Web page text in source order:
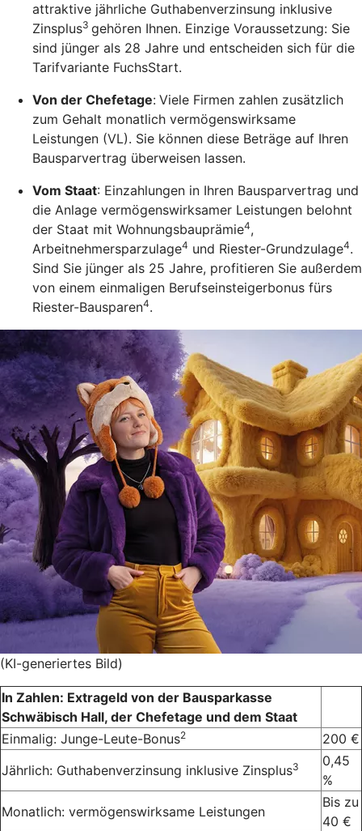
attraktive jährliche Guthabenverzinsung inklusive
Zinsplus3 gehören Ihnen. Einzige Voraussetzung: Sie
sind jünger als 28 Jahre und entscheiden sich für die
Tarifvariante FuchsStart.
Von der Chefetage: Viele Firmen zahlen zusätzlich
zum Gehalt monatlich vermögenswirksame
Leistungen (VL). Sie können diese Beträge auf Ihren
Bausparvertrag überweisen lassen.
Vom Staat: Einzahlungen in Ihren Bausparvertrag und
die Anlage vermögenswirksamer Leistungen belohnt
der Staat mit Wohnungsbauprämie4,
Arbeitnehmersparzulage4 und Riester-Grundzulage4.
Sind Sie jünger als 25 Jahre, profitieren Sie außerdem
von einem einmaligen Berufseinsteigerbonus fürs
Riester-Bausparen4.
(KI-generiertes Bild)
In Zahlen: Extrageld von der Bausparkasse
Schwäbisch Hall, der Chefetage und dem Staat
Einmalig: Junge-Leute-Bonus2
200 €
Jährlich: Guthabenverzinsung inklusive Zinsplus3
0,45
%
Monatlich: vermögenswirksame Leistungen
Bis zu
40 €